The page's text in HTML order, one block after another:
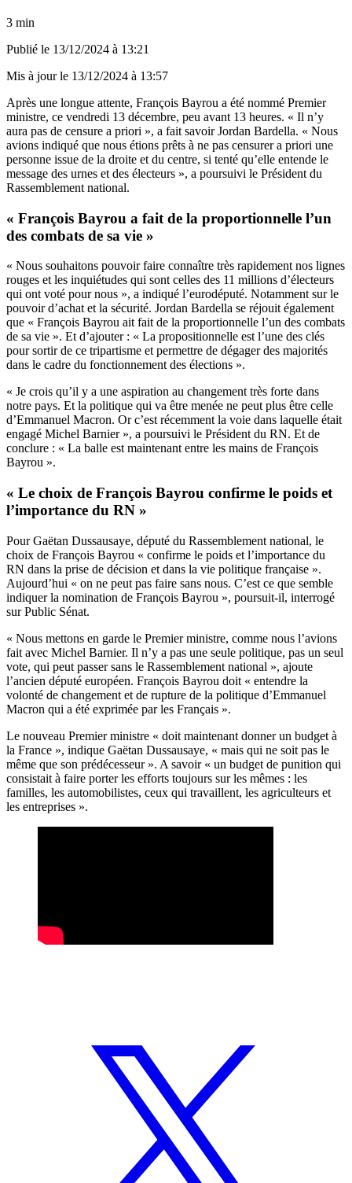
3 min
Publié le 13/12/2024 à 13:21
Mis à jour le 13/12/2024 à 13:57
Après une longue attente, François Bayrou a été nommé Premier
ministre, ce vendredi 13 décembre, peu avant 13 heures. « Il n’y
aura pas de censure a priori », a fait savoir Jordan Bardella. « Nous
avions indiqué que nous étions prêts à ne pas censurer a priori une
personne issue de la droite et du centre, si tenté qu’elle entende le
message des urnes et des électeurs », a poursuivi le Président du
Rassemblement national.
« François Bayrou a fait de la proportionnelle l’un
des combats de sa vie »
« Nous souhaitons pouvoir faire connaître très rapidement nos lignes
rouges et les inquiétudes qui sont celles des 11 millions d’électeurs
qui ont voté pour nous », a indiqué l’eurodéputé. Notamment sur le
pouvoir d’achat et la sécurité. Jordan Bardella se réjouit également
que « François Bayrou ait fait de la proportionnelle l’un des combats
de sa vie ». Et d’ajouter : « La propositionnelle est l’une des clés
pour sortir de ce tripartisme et permettre de dégager des majorités
dans le cadre du fonctionnement des élections ».
« Je crois qu’il y a une aspiration au changement très forte dans
notre pays. Et la politique qui va être menée ne peut plus être celle
d’Emmanuel Macron. Or c’est récemment la voie dans laquelle était
engagé Michel Barnier », a poursuivi le Président du RN. Et de
conclure : « La balle est maintenant entre les mains de François
Bayrou ».
« Le choix de François Bayrou confirme le poids et
l’importance du RN »
Pour Gaëtan Dussausaye, député du Rassemblement national, le
choix de François Bayrou « confirme le poids et l’importance du
RN dans la prise de décision et dans la vie politique française ».
Aujourd’hui « on ne peut pas faire sans nous. C’est ce que semble
indiquer la nomination de François Bayrou », poursuit-il, interrogé
sur Public Sénat.
« Nous mettons en garde le Premier ministre, comme nous l’avions
fait avec Michel Barnier. Il n’y a pas une seule politique, pas un seul
vote, qui peut passer sans le Rassemblement national », ajoute
l’ancien député européen. François Bayrou doit « entendre la
volonté de changement et de rupture de la politique d’Emmanuel
Macron qui a été exprimée par les Français ».
Le nouveau Premier ministre « doit maintenant donner un budget à
la France », indique Gaëtan Dussausaye, « mais qui ne soit pas le
même que son prédécesseur ». A savoir « un budget de punition qui
consistait à faire porter les efforts toujours sur les mêmes : les
familles, les automobilistes, ceux qui travaillent, les agriculteurs et
les entreprises ».